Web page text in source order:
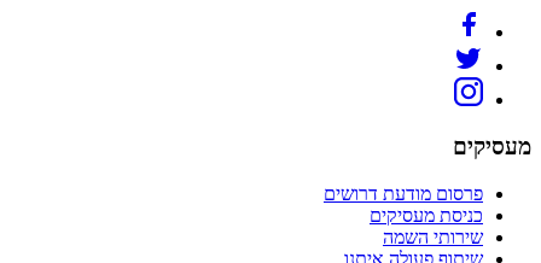
מעסיקים
פרסום מודעת דרושים
כניסת מעסיקים
שירותי השמה
שיתוף פעולה איתנו